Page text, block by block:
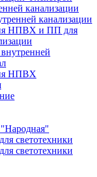
канализации
канализации
НПВХ и ПП для
НПВХ
светотехники
светотехники